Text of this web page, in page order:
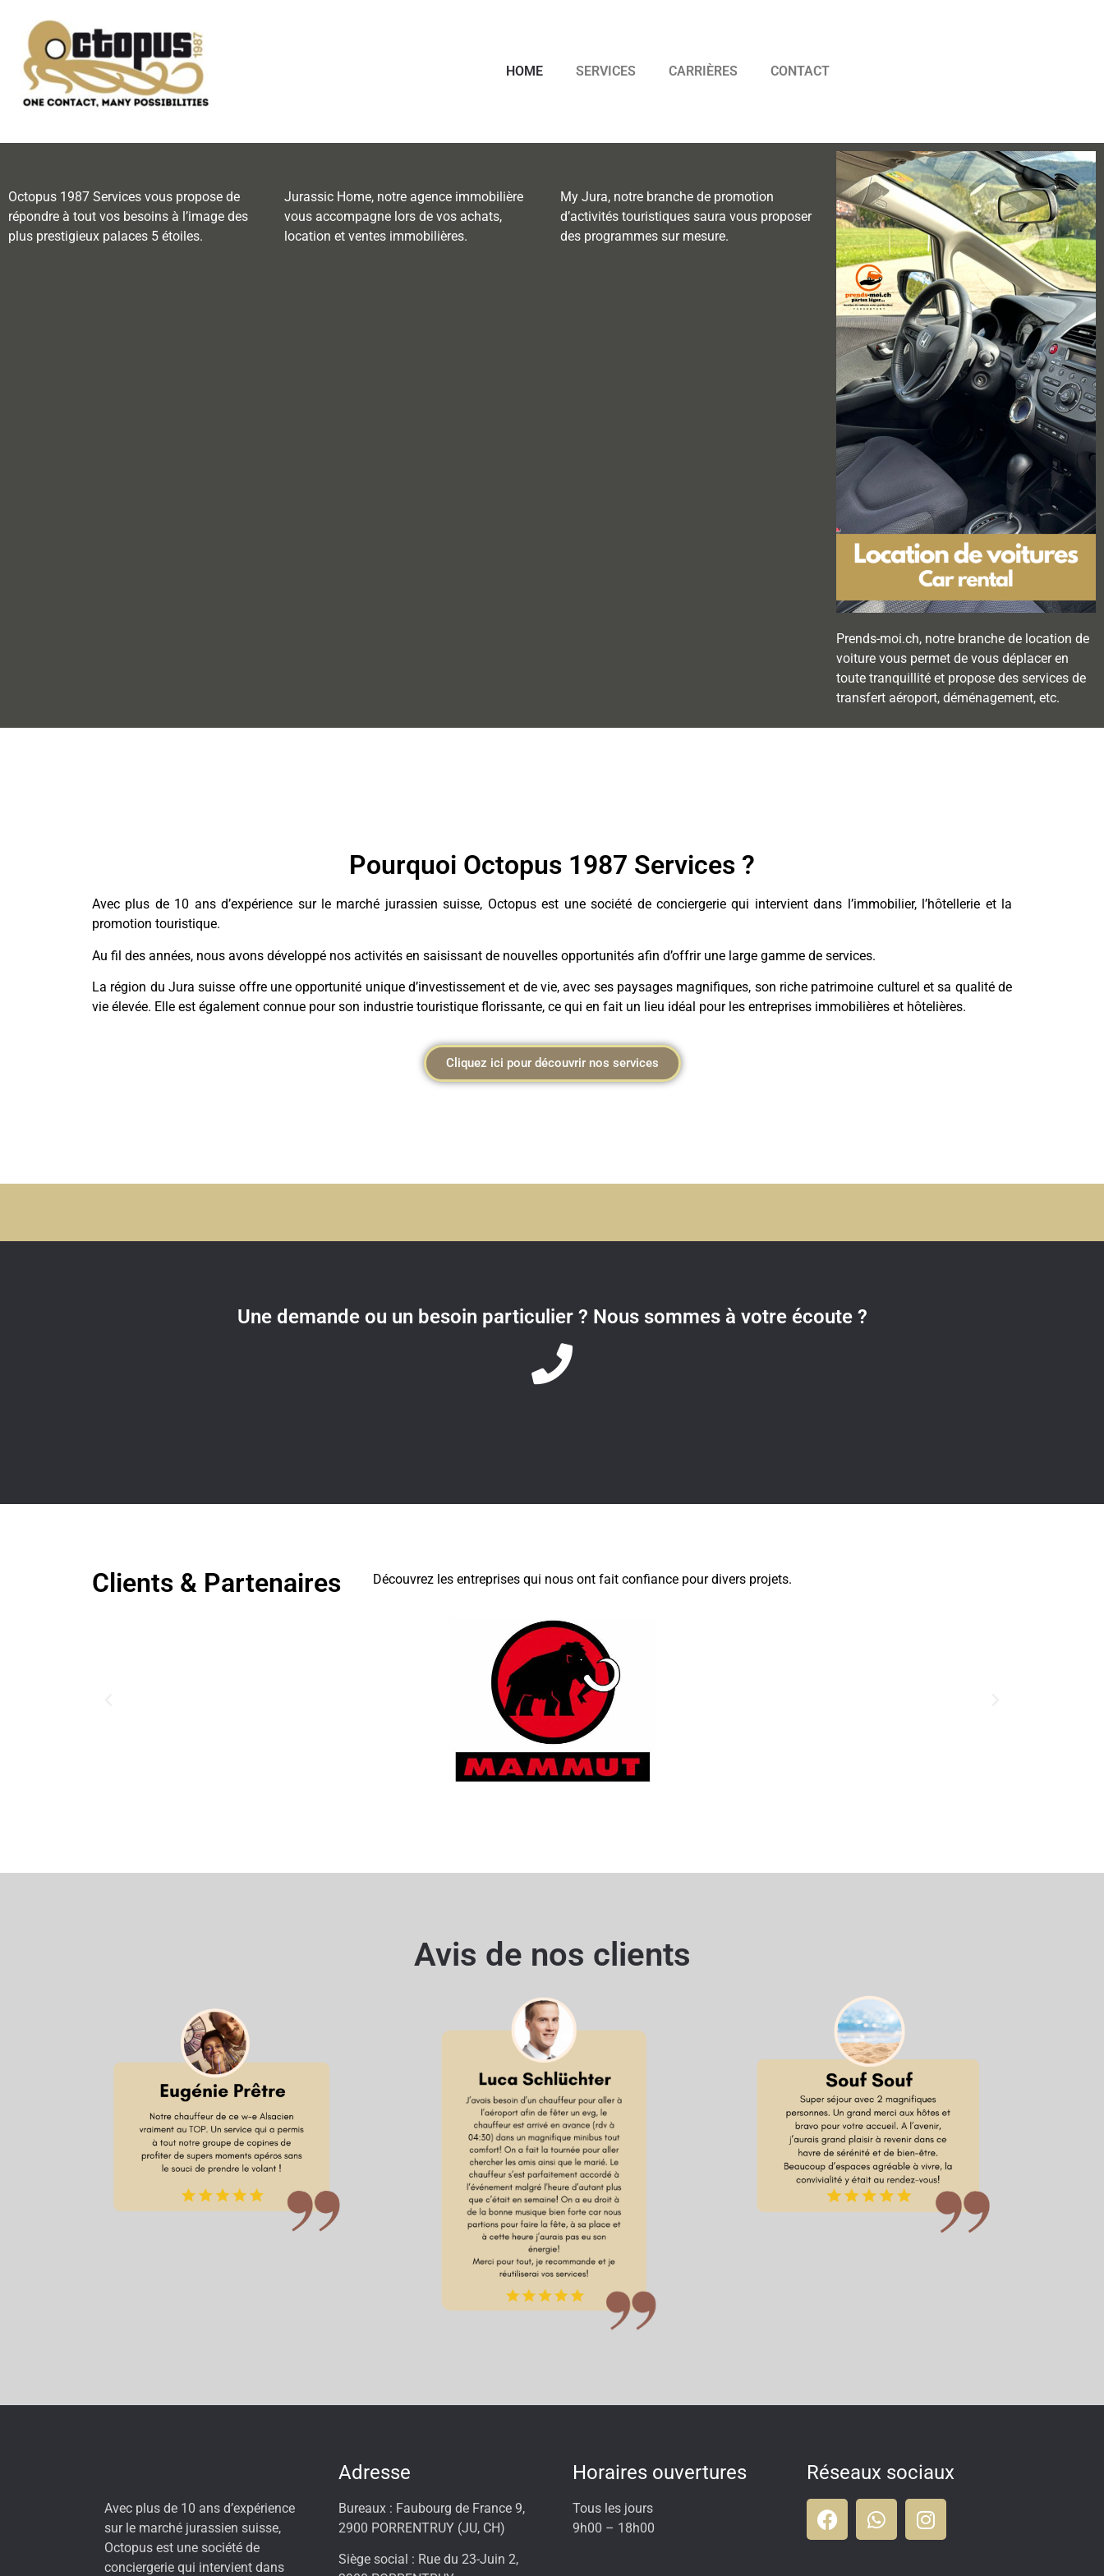
HOME SERVICES CARRIÈRES CONTACT
Octopus 1987 Services vous propose de
répondre à tout vos besoins à l’image des
plus prestigieux palaces 5 étoiles.
Jurassic Home, notre agence immobilière
vous accompagne lors de vos achats,
location et ventes immobilières.
My Jura, notre branche de promotion
d’activités touristiques saura vous proposer
des programmes sur mesure.
Prends-moi.ch, notre branche de location de
voiture vous permet de vous déplacer en
toute tranquillité et propose des services de
transfert aéroport, déménagement, etc.
Pourquoi Octopus 1987 Services ?
Avec plus de 10 ans d’expérience sur le marché jurassien suisse, Octopus est une société de conciergerie qui intervient dans l’immobilier, l’hôtellerie et la
promotion touristique.
Au fil des années, nous avons développé nos activités en saisissant de nouvelles opportunités afin d’offrir une large gamme de services.
La région du Jura suisse offre une opportunité unique d’investissement et de vie, avec ses paysages magnifiques, son riche patrimoine culturel et sa qualité de
vie élevée. Elle est également connue pour son industrie touristique florissante, ce qui en fait un lieu idéal pour les entreprises immobilières et hôtelières.
Cliquez ici pour découvrir nos services
Une demande ou un besoin particulier ? Nous sommes à votre écoute ?
Clients & Partenaires Découvrez les entreprises qui nous ont fait confiance pour divers projets.
Avis de nos clients
Avec plus de 10 ans d’expérience
sur le marché jurassien suisse,
Octopus est une société de
conciergerie qui intervient dans
Adresse
Bureaux : Faubourg de France 9,
2900 PORRENTRUY (JU, CH)
Siège social : Rue du 23-Juin 2,
Horaires ouvertures
Tous les jours
9h00 – 18h00
Réseaux sociaux